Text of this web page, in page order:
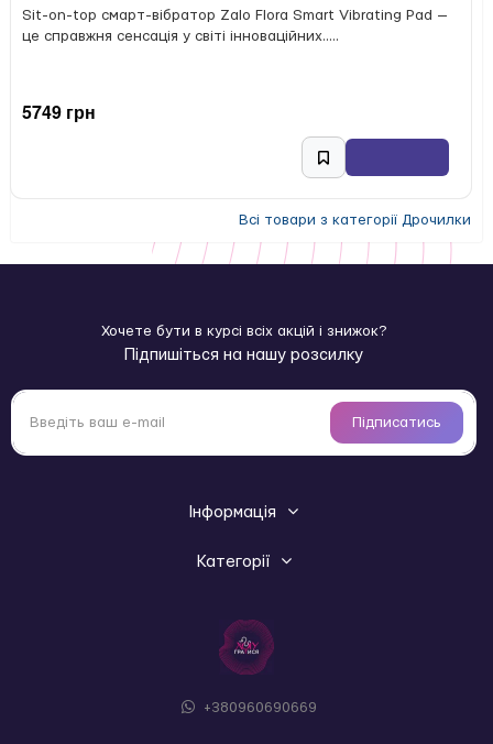
Sit-on-top смарт-вібратор Zalo Flora Smart Vibrating Pad —
це справжня сенсація у світі інноваційних.....
5749 грн
Всі товари з категорії Дрочилки
Хочете бути в курсі всіх акцій і знижок?
Підпишіться на нашу розсилку
Підписатись
Інформація
Категорії
+380960690669